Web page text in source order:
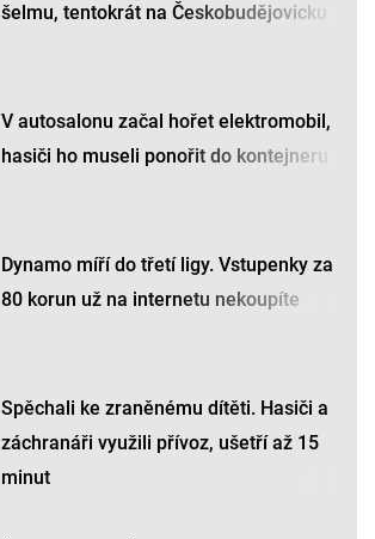
šelmu, tentokrát na Českobudějovicku
V autosalonu začal hořet elektromobil,
hasiči ho museli ponořit do kontejneru
Dynamo míří do třetí ligy. Vstupenky za
80 korun už na internetu nekoupíte
Spěchali ke zraněnému dítěti. Hasiči a
záchranáři využili přívoz, ušetří až 15
minut